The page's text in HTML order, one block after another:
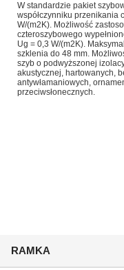
RAMKA
W standardzie pakiet
współczynniku przenikania
W/(m2K). Możliwość
czteroszybowego
Ug = 0,3 W/(m2K).
szklenia do 48 mm.
szyb o podwyższonej
akustycznej, hartowanych,
antywłamaniowych,
przeciwsłonecznych.